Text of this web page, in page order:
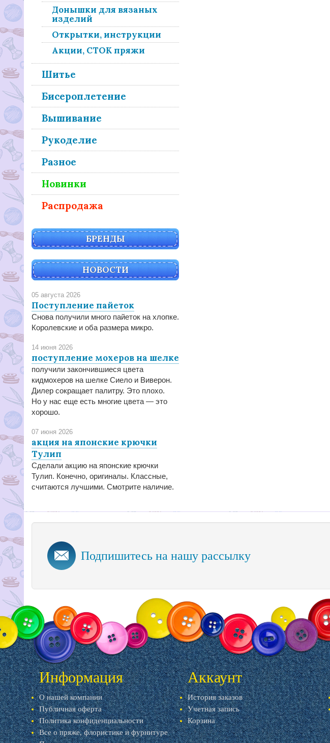
Донышки для вязаных
изделий
Открытки, инструкции
Акции, СТОК пряжи
Шитье
Бисероплетение
Вышивание
Рукоделие
Разное
Новинки
Распродажа
БРЕНДЫ
НОВОСТИ
05 августа 2026
Поступление пайеток
Снова получили много пайеток на хлопке.
Королевские и оба размера микро.
14 июня 2026
поступление мохеров на шелке
получили закончившиеся цвета
кидмохеров на шелке Сиело и Виверон.
Дилер сокращает палитру. Это плохо.
Но у нас еще есть многие цвета — это
хорошо.
07 июня 2026
акция на японские крючки
Тулип
Сделали акцию на японские крючки
Тулип. Конечно, оригиналы. Классные,
считаются лучшими. Смотрите наличие.
Подпишитесь на нашу рассылку
Информация
О нашей компании
Публичная оферта
Политика конфиденциальности
Все о пряже, флористике и фурнитуре
Аккаунт
История заказов
Учетная запись
Корзина